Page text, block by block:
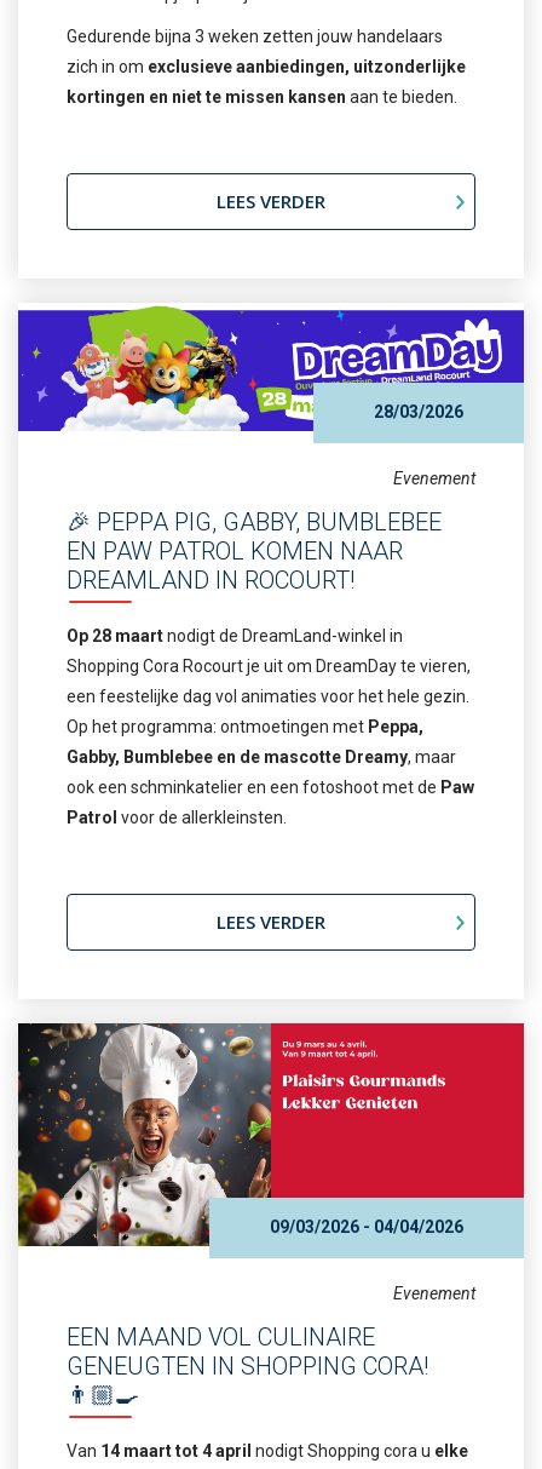
Gedurende bijna 3 weken zetten jouw handelaars
zich in om exclusieve aanbiedingen, uitzonderlijke
kortingen en niet te missen kansen aan te bieden.
LEES VERDER
28/03/2026
Evenement
🎉 PEPPA PIG, GABBY, BUMBLEBEE
EN PAW PATROL KOMEN NAAR
DREAMLAND IN ROCOURT!
Op 28 maartnodigt de DreamLand-winkel in
Shopping Cora Rocourt je uit om DreamDay te vieren,
een feestelijke dag vol animaties voor het hele gezin.
Op het programma: ontmoetingen met Peppa,
Gabby, Bumblebee en de mascotte Dreamy, maar
ook een schminkatelier en een fotoshoot met de Paw
Patrol voor de allerkleinsten.
LEES VERDER
09/03/2026 - 04/04/2026
Evenement
EEN MAAND VOL CULINAIRE
GENEUGTEN IN SHOPPING CORA!
👨🏼‍🍳
Van 14 maart tot 4 april nodigt Shopping cora u elke